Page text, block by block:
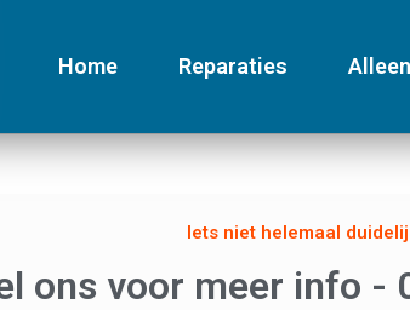
Home Reparaties
Iets niet helemaal
ons voor meer info -